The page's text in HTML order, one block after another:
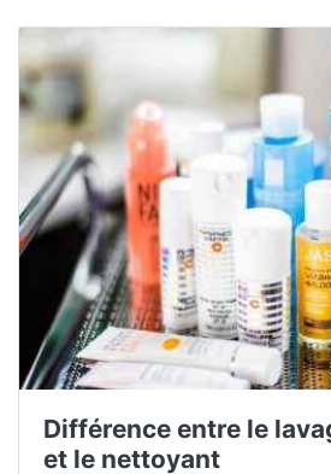
Différence entre le
et le nettoyant